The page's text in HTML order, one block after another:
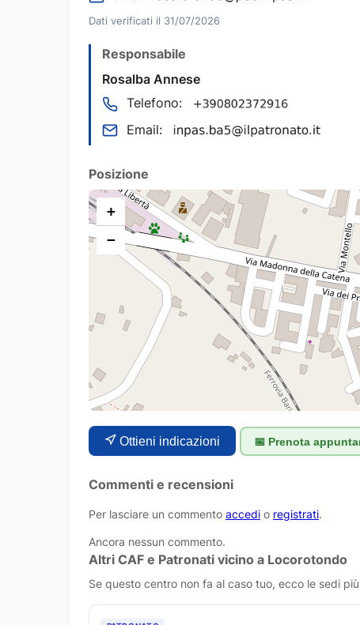
Dati verificati il 31/07/2026
Responsabile
Rosalba Annese
Telefono:
Email:
Posizione
+
−
Ottieni indicazioni 📅 Prenota
Commenti e recensioni
Per lasciare un commento accedi o registrati.
Ancora nessun commento.
Altri CAF e Patronati vicino a Locorotondo
Se questo centro non fa al caso tuo, ecco le sedi